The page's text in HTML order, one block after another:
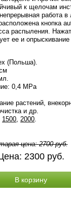
к щелочам
работа
кнопка
распыления.
ее и
(Польша).
0,4 МРа
растений,
и др.
1500 2000
цена:2700руб.
2300 руб.
В корзину